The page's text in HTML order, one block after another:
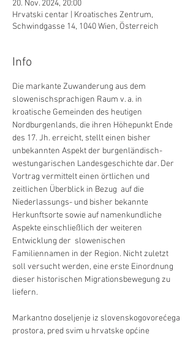
20. Nov. 2024, 20:00
Hrvatski centar | Kroatisches Zentrum,
Schwindgasse 14, 1040 Wien, Österreich
Info
Die markante Zuwanderung aus dem
slowenischsprachigen Raum v. a. in
kroatische Gemeinden des heutigen
Nordburgenlands, die ihren Höhepunkt Ende
des 17. Jh. erreicht, stellt einen bisher
unbekannten Aspekt der burgenländisch-
westungarischen Landesgeschichte dar. Der
Vortrag vermittelt einen örtlichen und
zeitlichen Überblick in Bezug  auf die
Niederlassungs- und bisher bekannte
Herkunftsorte sowie auf namenkundliche
Aspekte einschließlich der weiteren
Entwicklung der  slowenischen
Familiennamen in der Region. Nicht zuletzt
soll versucht werden, eine erste Einordnung
dieser historischen Migrationsbewegung zu
liefern.
Markantno doseljenje iz slovenskogovorećega
prostora, pred svim u hrvatske općine